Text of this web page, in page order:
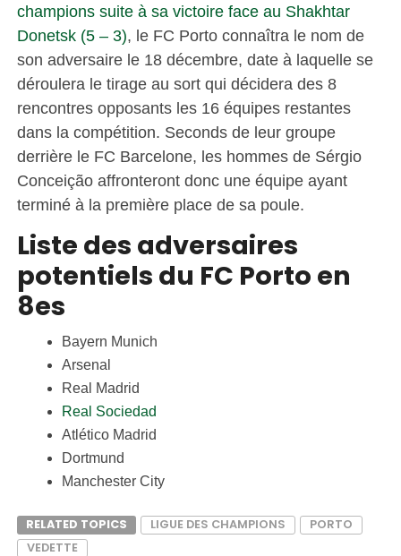
champions suite à sa victoire face au Shakhtar
Donetsk (5 – 3), le FC Porto connaîtra le nom de
son adversaire le 18 décembre, date à laquelle se
déroulera le tirage au sort qui décidera des 8
rencontres opposants les 16 équipes restantes
dans la compétition. Seconds de leur groupe
derrière le FC Barcelone, les hommes de Sérgio
Conceição affronteront donc une équipe ayant
terminé à la première place de sa poule.
Liste des adversaires
potentiels du FC Porto en
8es
Bayern Munich
Arsenal
Real Madrid
Real Sociedad
Atlético Madrid
Dortmund
Manchester City
RELATED TOPICS LIGUE DES CHAMPIONS
PORTO
VEDETTE